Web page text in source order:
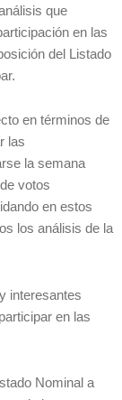
que
en las
del Listado
en términos de
las
la semana
votos
en estos
los análisis de la
interesantes
en las
Nominal a